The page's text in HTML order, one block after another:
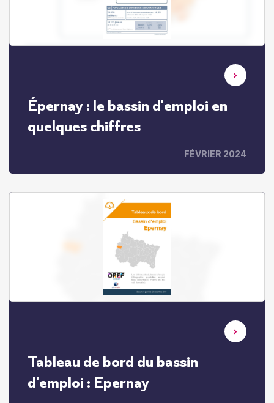
Épernay : le bassin d'emploi en
quelques chiffres
FÉVRIER 2024
Tableau de bord du bassin
d'emploi : Epernay